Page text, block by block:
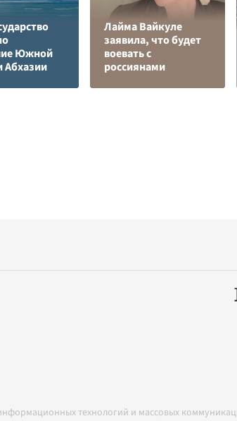
Южной
Абхазии
Лайма Вайкуле
заявила, что будет
воевать с
россиянами
технологий и массовых